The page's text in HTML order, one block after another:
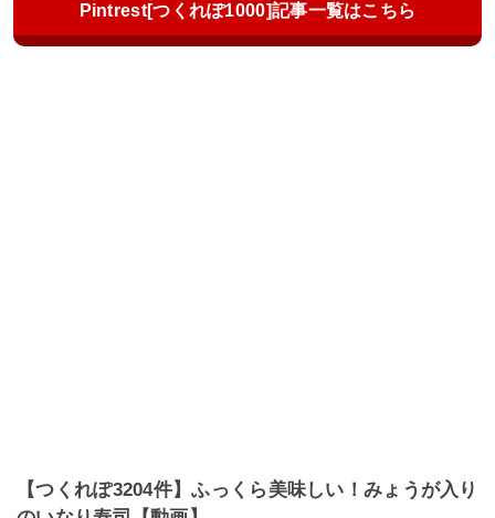
Pintrest[つくれぽ1000]記事一覧はこちら
【つくれぽ3204件】ふっくら美味しい！みょうが入り